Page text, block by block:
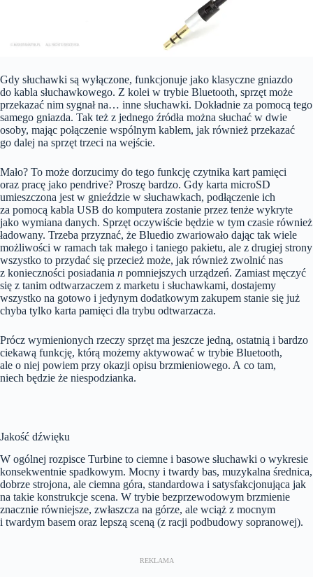
Gdy słuchawki są wyłączone, funkcjonuje jako klasyczne gniazdo
do kabla słuchawkowego. Z kolei w trybie Bluetooth, sprzęt może
przekazać nim sygnał na… inne słuchawki. Dokładnie za pomocą tego
samego gniazda. Tak też z jednego źródła można słuchać w dwie
osoby, mając połączenie wspólnym kablem, jak również przekazać
go dalej na sprzęt trzeci na wejście.
Mało? To może dorzucimy do tego funkcję czytnika kart pamięci
oraz pracę jako pendrive? Proszę bardzo. Gdy karta microSD
umieszczona jest w gnieździe w słuchawkach, podłączenie ich
za pomocą kabla USB do komputera zostanie przez tenże wykryte
jako wymiana danych. Sprzęt oczywiście będzie w tym czasie również
ładowany. Trzeba przyznać, że Bluedio zwariowało dając tak wiele
możliwości w ramach tak małego i taniego pakietu, ale z drugiej strony
wszystko to przydać się przecież może, jak również zwolnić nas
z konieczności posiadania n pomniejszych urządzeń. Zamiast męczyć
się z tanim odtwarzaczem z marketu i słuchawkami, dostajemy
wszystko na gotowo i jedynym dodatkowym zakupem stanie się już
chyba tylko karta pamięci dla trybu odtwarzacza.
Prócz wymienionych rzeczy sprzęt ma jeszcze jedną, ostatnią i bardzo
ciekawą funkcję, którą możemy aktywować w trybie Bluetooth,
ale o niej powiem przy okazji opisu brzmieniowego. A co tam,
niech będzie że niespodzianka.
Jakość dźwięku
W ogólnej rozpisce Turbine to ciemne i basowe słuchawki o wykresie
konsekwentnie spadkowym. Mocny i twardy bas, muzykalna średnica,
dobrze strojona, ale ciemna góra, standardowa i satysfakcjonująca jak
na takie konstrukcje scena. W trybie bezprzewodowym brzmienie
znacznie równiejsze, zwłaszcza na górze, ale wciąż z mocnym
i twardym basem oraz lepszą sceną (z racji podbudowy sopranowej).